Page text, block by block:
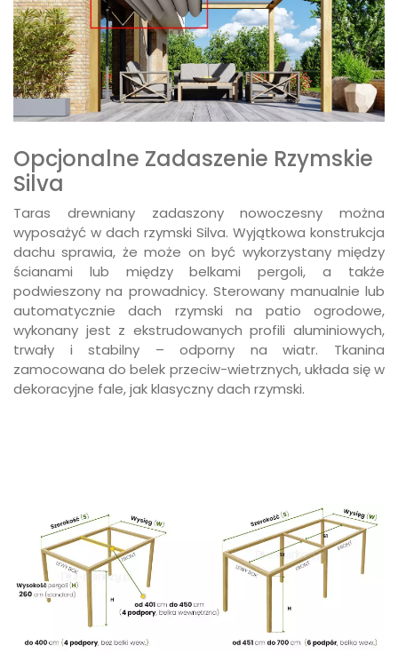
Opcjonalne Zadaszenie Rzymskie
Silva
Taras drewniany zadaszony nowoczesny można
wyposażyć w dach rzymski Silva. Wyjątkowa konstrukcja
dachu sprawia, że może on być wykorzystany między
ścianami lub między belkami pergoli, a także
podwieszony na prowadnicy. Sterowany manualnie lub
automatycznie dach rzymski na patio ogrodowe,
wykonany jest z ekstrudowanych profili aluminiowych,
trwały i stabilny – odporny na wiatr. Tkanina
zamocowana do belek przeciw-wietrznych, układa się w
dekoracyjne fale, jak klasyczny dach rzymski.